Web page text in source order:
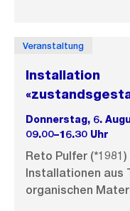
Veranstaltung
Installation
Donnerstag, 6.
09.00–16.30 Uhr
Reto Pulfer
Installationen aus
organischen